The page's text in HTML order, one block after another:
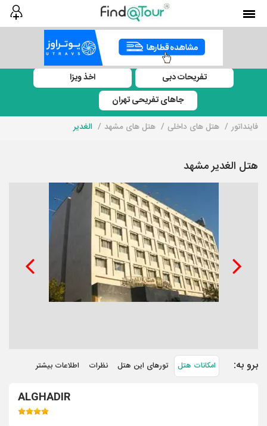
تفریحات دبی
اخذ ویزا
جاهای تفریحی تهران
فاینداتور هتل های داخلی هتل های مشهد الغدیر
هتل الغدیر مشهد
برو به: امکانات هتل تورهای این هتل نظرات اطلاعات بیشتر
ALGHADIR